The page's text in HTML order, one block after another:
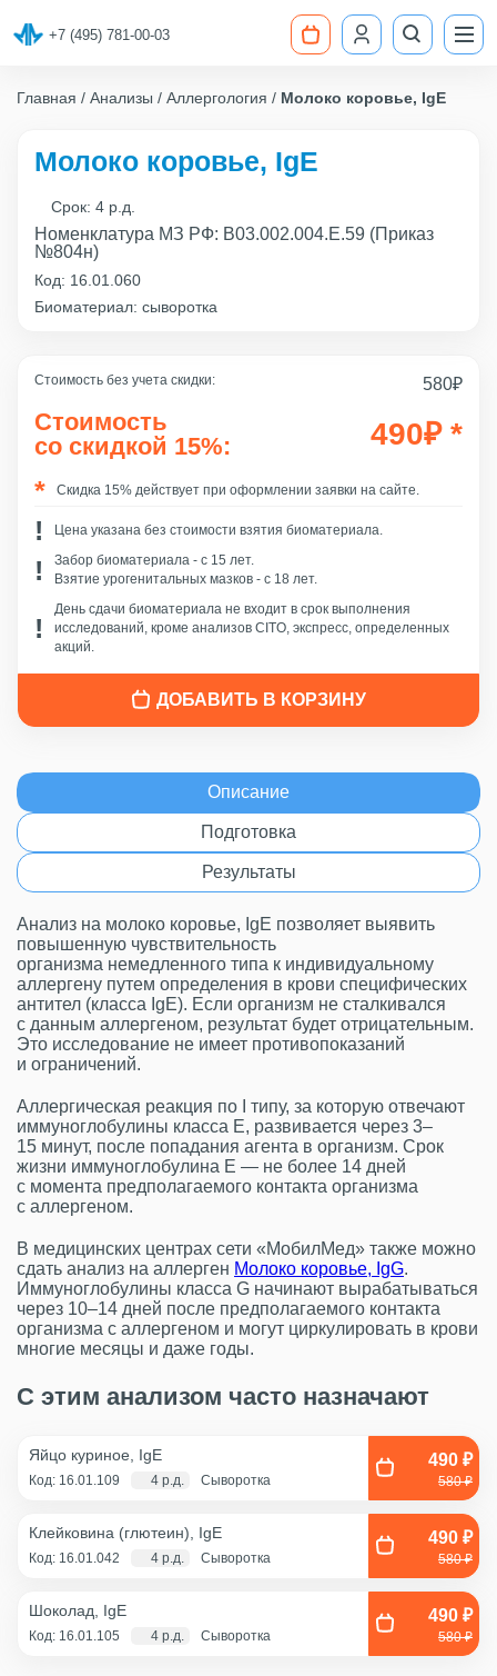
+7 (495) 781-00-03
Главная Анализы Аллергология Молоко коровье, IgE
Стоимость без учета скидки: 580₽
Стоимость
со скидкой 15%:
490₽ *
Скидка 15% действует при оформлении заявки на сайте.
Цена указана без стоимости взятия биоматериала.
Забор биоматериала - c 15 лет.
Взятие урогенитальных мазков - с 18 лет.
День сдачи биоматериала не входит в срок выполнения
исследований, кроме анализов CITO, экспресс, определенных
акций.
ДОБАВИТЬ В КОРЗИНУ
Молоко коровье, IgE
Срок: 4 р.д.
Номенклатура МЗ РФ: B03.002.004.Е.59 (Приказ
№804н)
Код: 16.01.060
Биоматериал: сыворотка
Описание
Подготовка
Результаты
Анализ на молоко коровье, IgE позволяет выявить
повышенную чувствительность
организма немедленного типа к индивидуальному
аллергену путем определения в крови специфических
антител (класса IgE). Если организм не сталкивался
с данным аллергеном, результат будет отрицательным.
Это исследование не имеет противопоказаний
и ограничений.
Аллергическая реакция по I типу, за которую отвечают
иммуноглобулины класса Е, развивается через 3–
15 минут, после попадания агента в организм. Срок
жизни иммуноглобулина Е — не более 14 дней
с момента предполагаемого контакта организма
с аллергеном.
В медицинских центрах сети «МобилМед» также можно
сдать анализ на аллерген Молоко коровье, IgG.
Иммуноглобулины класса G начинают вырабатываться
через 10–14 дней после предполагаемого контакта
организма с аллергеном и могут циркулировать в крови
многие месяцы и даже годы.
С этим анализом часто назначают
Яйцо куриное, IgE
Код: 16.01.109 4 р.д. Сыворотка
490 ₽
580 ₽
Клейковина (глютеин), IgE
Код: 16.01.042 4 р.д. Сыворотка
490 ₽
580 ₽
Шоколад, IgE
Код: 16.01.105 4 р.д. Сыворотка
490 ₽
580 ₽